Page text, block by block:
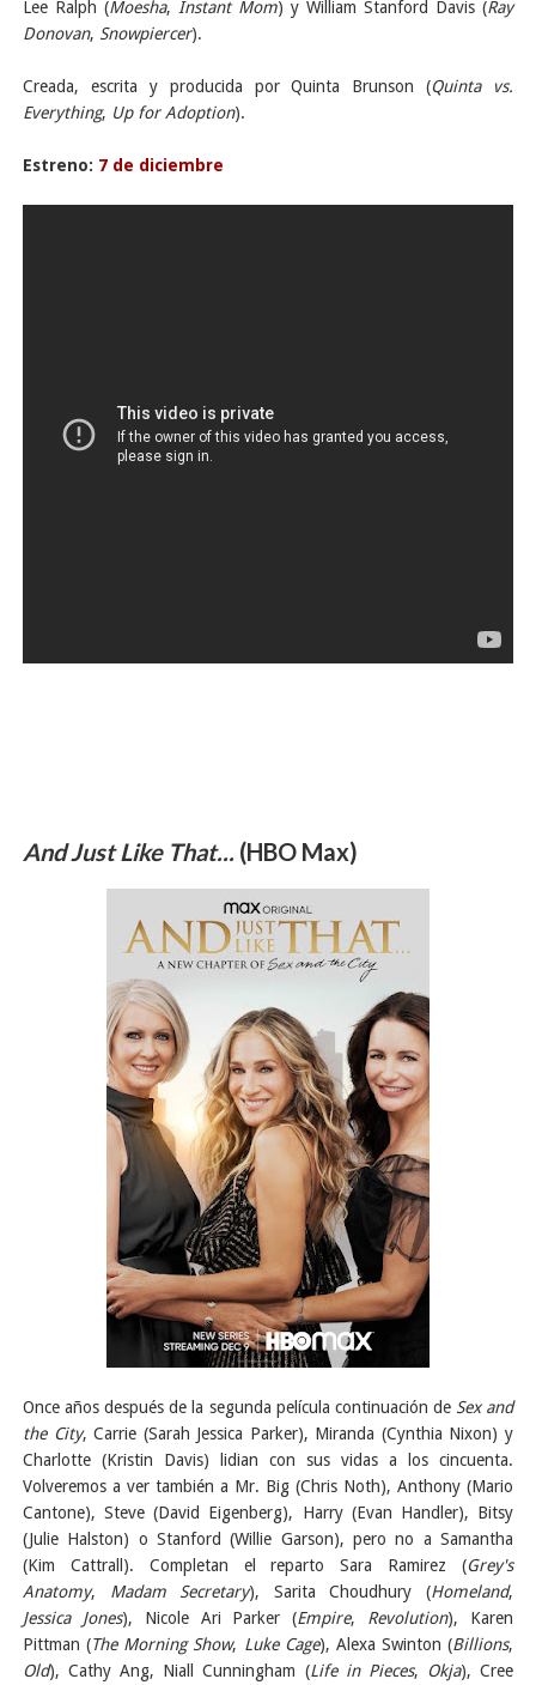
Lee Ralph (Moesha, Instant Mom) y William Stanford Davis (Ray
Donovan, Snowpiercer).
Creada, escrita y producida por Quinta Brunson (Quinta vs.
Everything, Up for Adoption).
Estreno: 7 de diciembre
And Just Like That... (HBO Max)
Once años después de la segunda película continuación de Sex and
the City, Carrie (Sarah Jessica Parker), Miranda (Cynthia Nixon) y
Charlotte (Kristin Davis) lidian con sus vidas a los cincuenta.
Volveremos a ver también a Mr. Big (Chris Noth), Anthony (Mario
Cantone), Steve (David Eigenberg), Harry (Evan Handler), Bitsy
(Julie Halston) o Stanford (Willie Garson), pero no a Samantha
(Kim Cattrall). Completan el reparto Sara Ramirez (Grey's
Anatomy, Madam Secretary), Sarita Choudhury (Homeland,
Jessica Jones), Nicole Ari Parker (Empire, Revolution), Karen
Pittman (The Morning Show, Luke Cage), Alexa Swinton (Billions,
Old), Cathy Ang, Niall Cunningham (Life in Pieces, Okja), Cree